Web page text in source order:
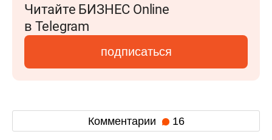
Читайте БИЗНЕС Online
в Telegram
подписаться
Комментарии 16